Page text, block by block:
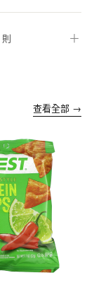
＋
查看全部 →